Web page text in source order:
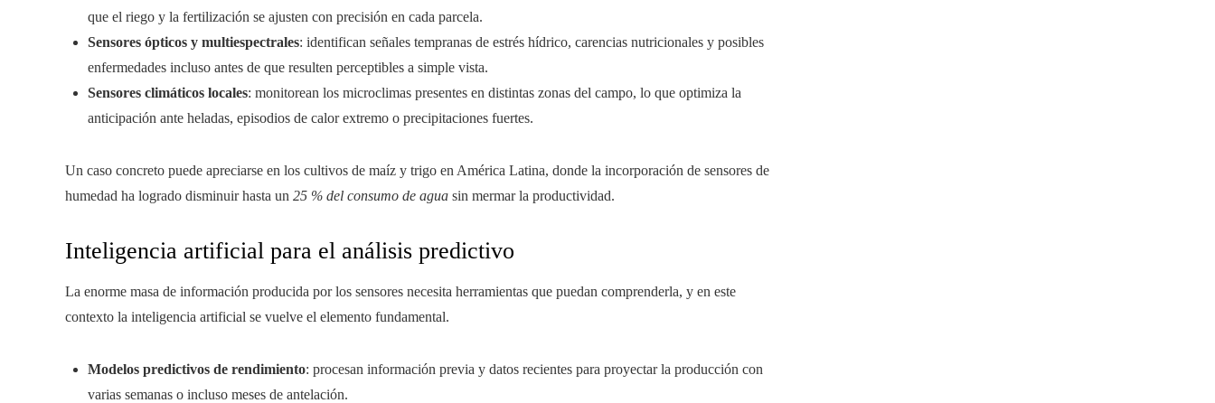
que el riego y la fertilización se ajusten con precisión en cada parcela.
Sensores ópticos y multiespectrales: identifican señales tempranas de estrés hídrico, carencias nutricionales y posibles
enfermedades incluso antes de que resulten perceptibles a simple vista.
Sensores climáticos locales: monitorean los microclimas presentes en distintas zonas del campo, lo que optimiza la
anticipación ante heladas, episodios de calor extremo o precipitaciones fuertes.
Un caso concreto puede apreciarse en los cultivos de maíz y trigo en América Latina, donde la incorporación de sensores de
humedad ha logrado disminuir hasta un 25 % del consumo de agua sin mermar la productividad.
Inteligencia artificial para el análisis predictivo
La enorme masa de información producida por los sensores necesita herramientas que puedan comprenderla, y en este
contexto la inteligencia artificial se vuelve el elemento fundamental.
Modelos predictivos de rendimiento: procesan información previa y datos recientes para proyectar la producción con
varias semanas o incluso meses de antelación.